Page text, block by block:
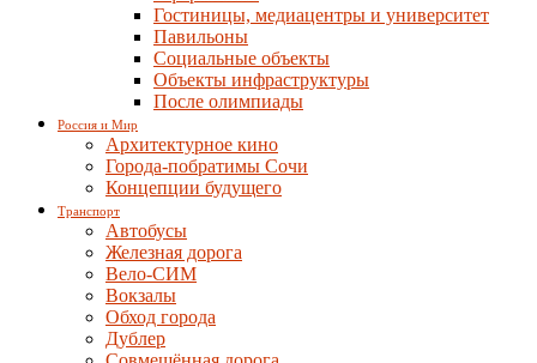
Гостиницы, медиацентры и университет
Павильоны
Социальные объекты
Объекты инфраструктуры
После олимпиады
Россия и Мир
Архитектурное кино
Города-побратимы Сочи
Концепции будущего
Транспорт
Автобусы
Железная дорога
Вело-СИМ
Вокзалы
Обход города
Дублер